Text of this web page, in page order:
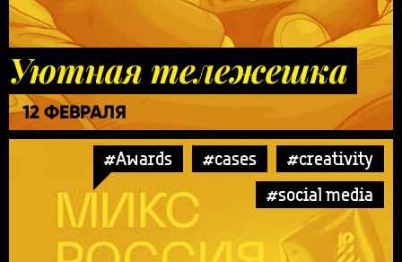
Уютная тележешка
12 ФЕВРАЛЯ
#Awards #cases
#creativity
#social media